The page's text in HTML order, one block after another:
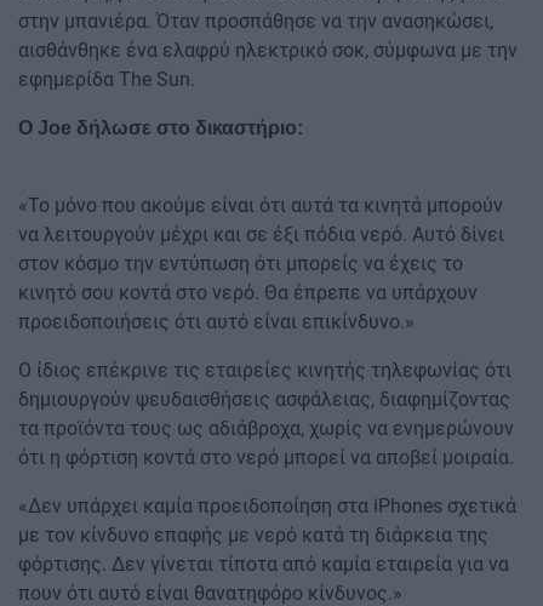
στην μπανιέρα. Όταν προσπάθησε να την ανασηκώσει,
αισθάνθηκε ένα ελαφρύ ηλεκτρικό σοκ, σύμφωνα με την
εφημερίδα The Sun.
Ο Joe δήλωσε στο δικαστήριο:
«Το μόνο που ακούμε είναι ότι αυτά τα κινητά μπορούν
να λειτουργούν μέχρι και σε έξι πόδια νερό. Αυτό δίνει
στον κόσμο την εντύπωση ότι μπορείς να έχεις το
κινητό σου κοντά στο νερό. Θα έπρεπε να υπάρχουν
προειδοποιήσεις ότι αυτό είναι επικίνδυνο.»
Ο ίδιος επέκρινε τις εταιρείες κινητής τηλεφωνίας ότι
δημιουργούν ψευδαισθήσεις ασφάλειας, διαφημίζοντας
τα προϊόντα τους ως αδιάβροχα, χωρίς να ενημερώνουν
ότι η φόρτιση κοντά στο νερό μπορεί να αποβεί μοιραία.
«Δεν υπάρχει καμία προειδοποίηση στα iPhones σχετικά
με τον κίνδυνο επαφής με νερό κατά τη διάρκεια της
φόρτισης. Δεν γίνεται τίποτα από καμία εταιρεία για να
πουν ότι αυτό είναι θανατηφόρο κίνδυνος.»